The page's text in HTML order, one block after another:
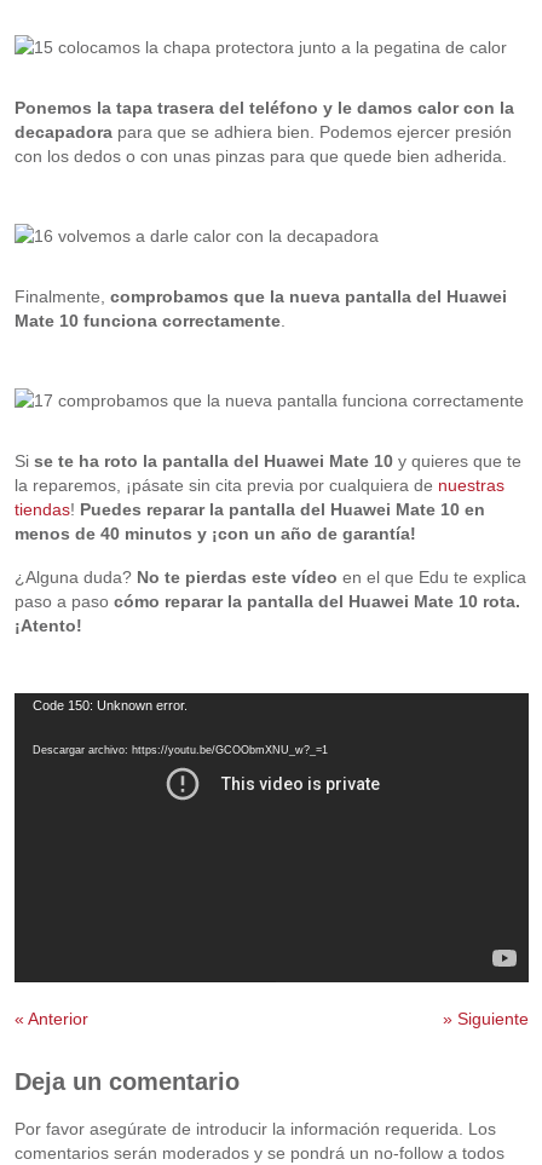
Ponemos la tapa trasera del teléfono y le damos calor con la
decapadorapara que se adhiera bien. Podemos ejercer presión
con los dedos o con unas pinzas para que quede bien adherida.
Finalmente, comprobamos que la nueva pantalla del Huawei
Mate 10 funciona correctamente.
Si se te ha roto la pantalla del Huawei Mate 10y quieres que te
la reparemos, ¡pásate sin cita previa por cualquiera de nuestras
tiendas! Puedes reparar la pantalla del Huawei Mate 10 en
menos de 40 minutos y ¡con un año de garantía!
¿Alguna duda? No te pierdas este vídeo en el que Edu te explica
paso a paso cómo reparar la pantalla del Huawei Mate 10 rota.
¡Atento!
Reproductor
vídeo
Code 150: Unknown error.
Descargar archivo: https://youtu.be/GCOObmXNU_w?_=1
« Anterior »Siguiente
Deja un comentario
Por favor asegúrate de introducir la información requerida. Los
comentarios serán moderados y se pondrá un no-follow a todos